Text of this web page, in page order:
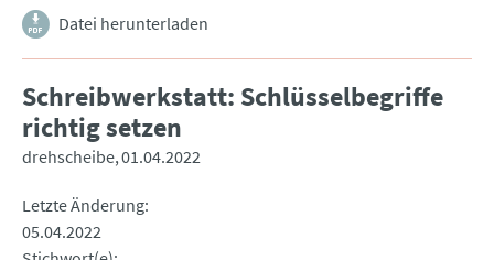
Datei herunterladen
Schreibwerkstatt: Schlüsselbegriffe
richtig setzen
drehscheibe 01.04.2022
Letzte Änderung
05.04.2022